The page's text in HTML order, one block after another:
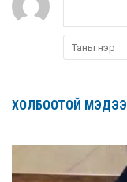
ХОЛБООТОЙ МЭДЭЭ